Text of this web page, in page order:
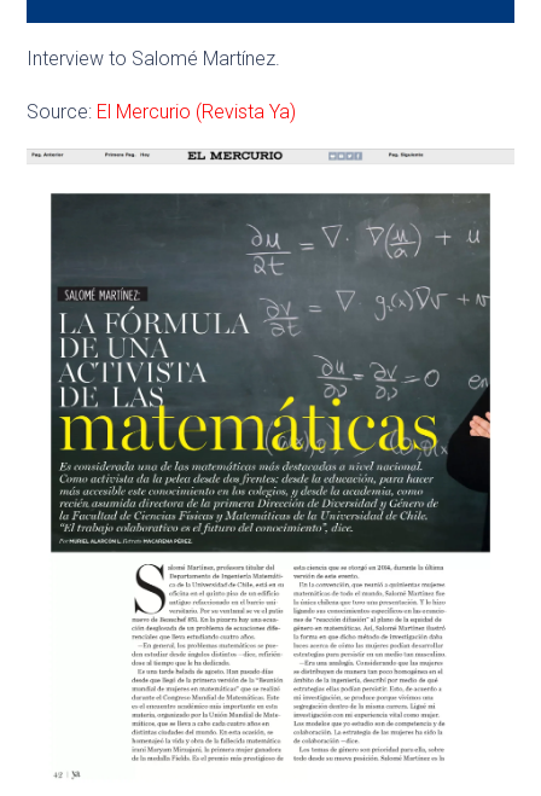
Interview to Salomé Martínez.
Source: El Mercurio (Revista Ya)